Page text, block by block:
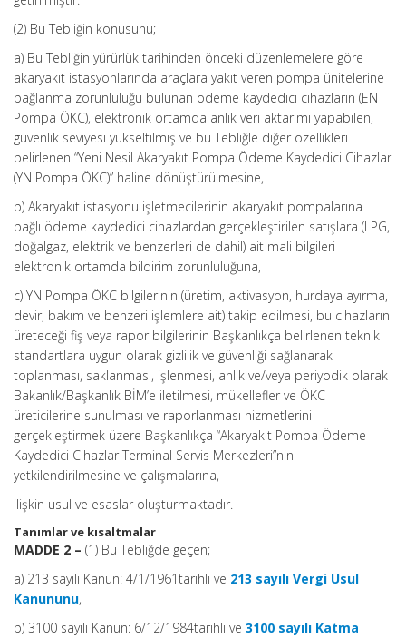
(2) Bu Tebliğin konusunu;
a) Bu Tebliğin yürürlük tarihinden önceki düzenlemelere göre
akaryakıt istasyonlarında araçlara yakıt veren pompa ünitelerine
bağlanma zorunluluğu bulunan ödeme kaydedici cihazların (EN
Pompa ÖKC), elektronik ortamda anlık veri aktarımı yapabilen,
güvenlik seviyesi yükseltilmiş ve bu Tebliğle diğer özellikleri
belirlenen “Yeni Nesil Akaryakıt Pompa Ödeme Kaydedici Cihazlar
(YN Pompa ÖKC)” haline dönüştürülmesine,
b) Akaryakıt istasyonu işletmecilerinin akaryakıt pompalarına
bağlı ödeme kaydedici cihazlardan gerçekleştirilen satışlara (LPG,
doğalgaz, elektrik ve benzerleri de dahil) ait mali bilgileri
elektronik ortamda bildirim zorunluluğuna,
c) YN Pompa ÖKC bilgilerinin (üretim, aktivasyon, hurdaya ayırma,
devir, bakım ve benzeri işlemlere ait) takip edilmesi, bu cihazların
üreteceği fiş veya rapor bilgilerinin Başkanlıkça belirlenen teknik
standartlara uygun olarak gizlilik ve güvenliği sağlanarak
toplanması, saklanması, işlenmesi, anlık ve/veya periyodik olarak
Bakanlık/Başkanlık BİM’e iletilmesi, mükellefler ve ÖKC
üreticilerine sunulması ve raporlanması hizmetlerini
gerçekleştirmek üzere Başkanlıkça “Akaryakıt Pompa Ödeme
Kaydedici Cihazlar Terminal Servis Merkezleri”nin
yetkilendirilmesine ve çalışmalarına,
ilişkin usul ve esaslar oluşturmaktadır.
Tanımlar ve kısaltmalar
MADDE 2 – (1) Bu Tebliğde geçen;
a) 213 sayılı Kanun: 4/1/1961tarihli ve 213 sayılı Vergi Usul
Kanununu,
b) 3100 sayılı Kanun: 6/12/1984tarihli ve 3100 sayılı Katma